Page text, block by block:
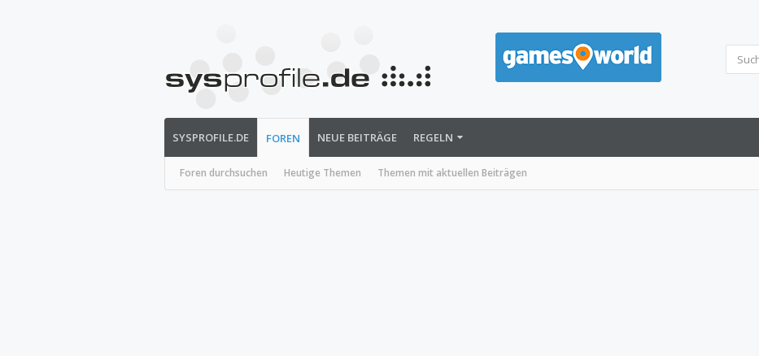
SYSPROFILE.DE FOREN
Foren durchsuchen Heutige Themen Themen mit aktuellen Beiträgen
NEUE BEITRÄGE REGELN